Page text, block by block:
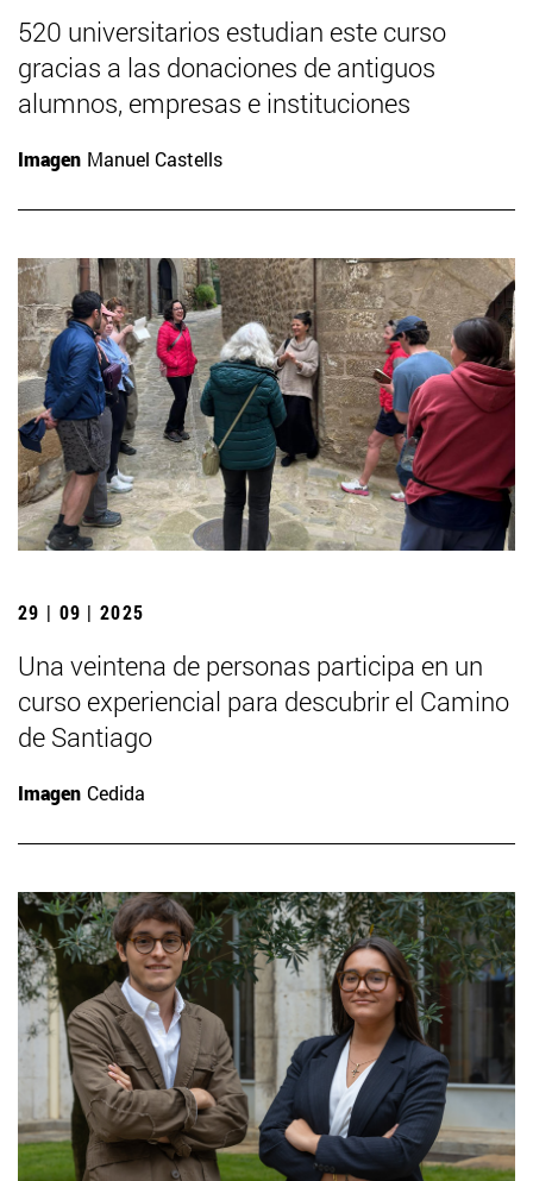
520 universitarios estudian este curso
gracias a las donaciones de antiguos
alumnos, empresas e instituciones
Imagen Manuel Castells
29 | 09 | 2025
Una veintena de personas participa en un
curso experiencial para descubrir el Camino
de Santiago
Imagen Cedida